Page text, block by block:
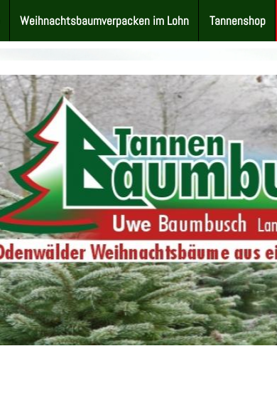
Weihnachtsbaumverpacken im Lohn Tannenshop